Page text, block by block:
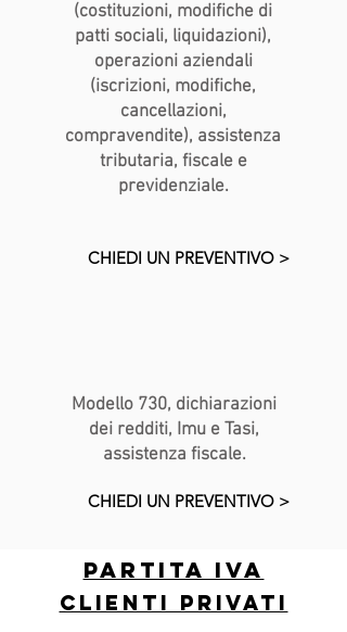
(costituzioni, modifiche di
patti sociali, liquidazioni),
operazioni aziendali
(iscrizioni, modifiche,
cancellazioni,
compravendite), assistenza
tributaria, fiscale e
previdenziale.​
CHIEDI UN PREVENTIVO >
Modello 730, dichiarazioni
dei redditi, Imu e Tasi,
assistenza fiscale.
CHIEDI UN PREVENTIVO >
partita iva
clienti privati